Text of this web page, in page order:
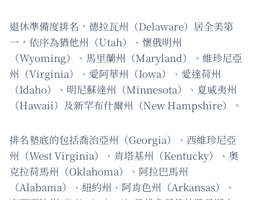
退休準備度排名，德拉瓦州（Delaware）居全美第
一，依序為猶他州（Utah）、懷俄明州
（Wyoming）、馬里蘭州（Maryland）、維珍尼亞
州（Virginia）、愛阿華州（Iowa）、愛達荷州
（Idaho）、明尼蘇達州（Minnesota）、夏威夷州
（Hawaii）及新罕布什爾州（New Hampshire）。
排名墊底的包括喬治亞州（Georgia）、西維珍尼亞
州（West Virginia）、肯塔基州（Kentucky）、奧
克拉荷馬州（Oklahoma）、阿拉巴馬州
（Alabama）、紐約州、阿肯色州（Arkansas）、